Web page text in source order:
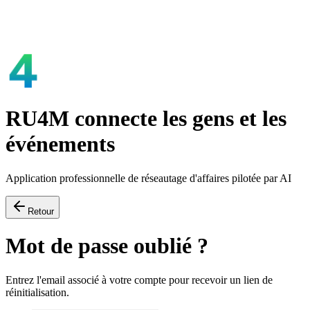
RU4M connecte les gens et les
événements
Application professionnelle de réseautage d'affaires pilotée par AI
Retour
Mot de passe oublié ?
Entrez l'email associé à votre compte pour recevoir un lien de
réinitialisation.